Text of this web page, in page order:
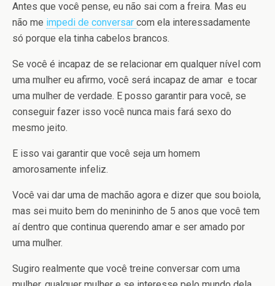
Antes que você pense, eu não sai com a freira. Mas eu
não me impedi de conversar com ela interessadamente
só porque ela tinha cabelos brancos.
Se você é incapaz de se relacionar em qualquer nível com
uma mulher eu afirmo, você será incapaz de amar e tocar
uma mulher de verdade. E posso garantir para você, se
conseguir fazer isso você nunca mais fará sexo do
mesmo jeito.
E isso vai garantir que você seja um homem
amorosamente infeliz.
Você vai dar uma de machão agora e dizer que sou boiola,
mas sei muito bem do menininho de 5 anos que você tem
aí dentro que continua querendo amar e ser amado por
uma mulher.
Sugiro realmente que você treine conversar com uma